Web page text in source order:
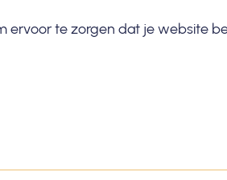
ervoor te zorgen dat je website